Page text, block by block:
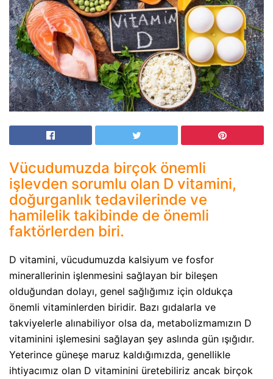
Vücudumuzda birçok önemli
işlevden sorumlu olan D vitamini,
doğurganlık tedavilerinde ve
hamilelik takibinde de önemli
faktörlerden biri.
D vitamini, vücudumuzda kalsiyum ve fosfor
minerallerinin işlenmesini sağlayan bir bileşen
olduğundan dolayı, genel sağlığımız için oldukça
önemli vitaminlerden biridir. Bazı gıdalarla ve
takviyelerle alınabiliyor olsa da, metabolizmamızın D
vitaminini işlemesini sağlayan şey aslında gün ışığıdır.
Yeterince güneşe maruz kaldığımızda, genellikle
ihtiyacımız olan D vitaminini üretebiliriz ancak birçok